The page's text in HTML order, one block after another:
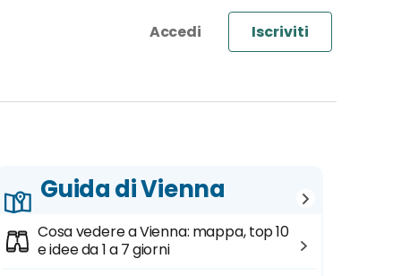
Iscriviti
Guida di Vienna
Cosa vedere a Vienna: mappa, top 10
e idee da 1 a 7 giorni